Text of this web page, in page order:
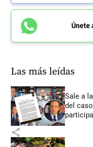
Únete
Las más leídas
Sale a
del
share